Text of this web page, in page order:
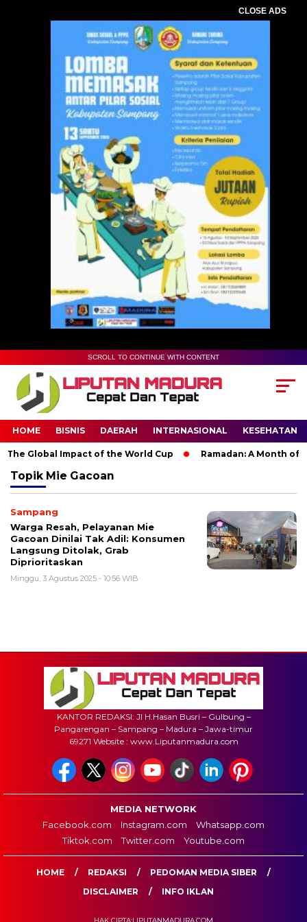
CLOSE ADS
SCROLL TO CONTINUE WITH CONTENT
HOME BISNIS DAERAH INTERNASIONAL KESEHATAN
Global Impact of the World Cup Ramadan: A Month of
Topik Mie Gacoan
Sampang
Warga Resah, Pelayanan Mie
Gacoan Dinilai Tak Adil: Konsumen
Langsung Ditolak, Grab
Diprioritaskan
Minggu, 3 Agustus 2025 - 10:56 WIB
KANTOR REDAKSI: Jl H.Hasan Busri – Gulbung –
Pangarengan – Sampang – Madura – Jawa-timur
69271 Website : www.Liputanmadura.com
MEDIA NETWORK
Facebook.com
Instagram.com
Whatsapp.com
Tiktok.com
Twitter.com Youtube.com
HOME REDAKSI
PEDOMAN MEDIA SIBER
DISCLAIMER
INFO IKLAN